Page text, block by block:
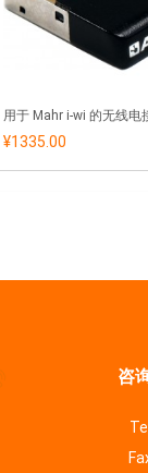
用于 Mahr i-wi 的无线电
¥1335.00
咨